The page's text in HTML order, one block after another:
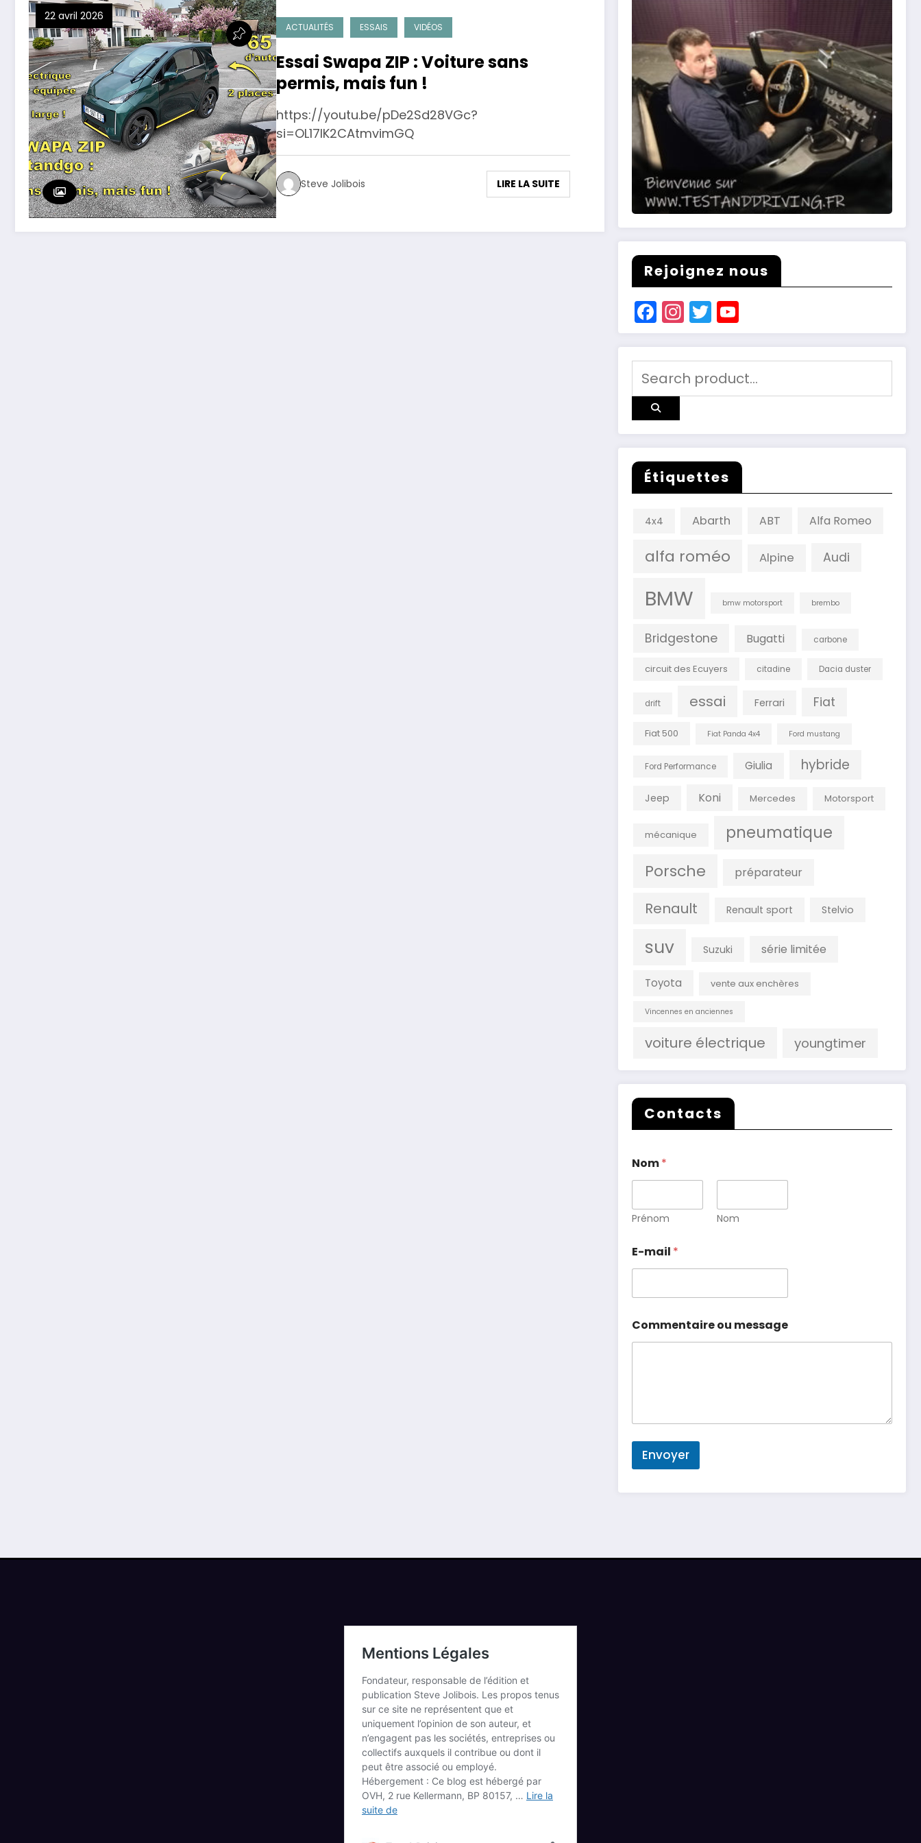
22 avril 2026
ACTUALITÉS ESSAIS VIDÉOS
Essai Swapa ZIP : Voiture sans
permis, mais fun !
https://youtu.be/pDe2Sd28VGc?
si=OL17lK2CAtmvimGQ
Steve Jolibois LIRE LA SUITE
Rejoignez nous
Facebook
Instagram
Twitter
Channel
Étiquettes
4x4 Abarth ABT Alfa Romeo
alfa roméo Alpine Audi
BMW bmw motorsport brembo
Bridgestone Bugatti carbone
circuit des Ecuyers citadine Dacia duster
drift essai Ferrari Fiat
Fiat 500 Fiat Panda 4x4 Ford mustang
Ford Performance Giulia hybride
Jeep Koni Mercedes Motorsport
mécanique pneumatique
Porsche préparateur
Renault Renault sport Stelvio
suv Suzuki série limitée
Toyota vente aux enchères
Vincennes en anciennes
voiture électrique youngtimer
Contacts
Nom*
Prénom Nom
E-mail *
Commentaire ou message
Envoyer